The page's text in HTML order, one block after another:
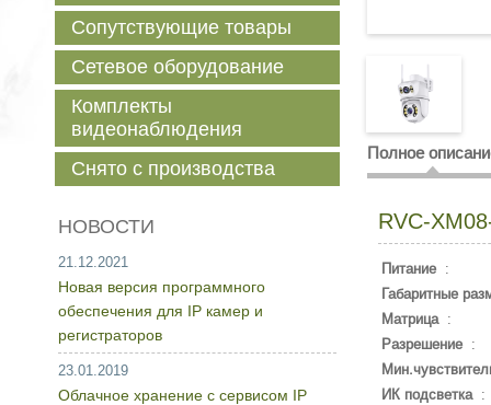
Полное
RVC-
Питание :
Габаритные
Матрица:
Разрешение :
ИК подсветка:
Сопутствующие товары
Сетевое оборудование
Комплекты
видеонаблюдения
Снято с производства
НОВОСТИ
21.12.2021
Новая версия программного
обеспечения для IP камер и
регистраторов
23.01.2019
Облачное хранение с сервисом IP